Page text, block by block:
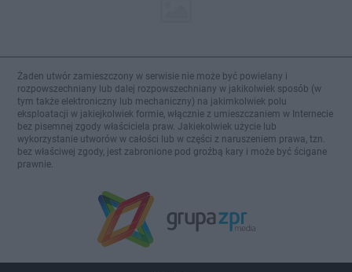
Żaden utwór zamieszczony w serwisie nie może być powielany i
rozpowszechniany lub dalej rozpowszechniany w jakikolwiek sposób (w
tym także elektroniczny lub mechaniczny) na jakimkolwiek polu
eksploatacji w jakiejkolwiek formie, włącznie z umieszczaniem w Internecie
bez pisemnej zgody właściciela praw. Jakiekolwiek użycie lub
wykorzystanie utworów w całości lub w części z naruszeniem prawa, tzn.
bez właściwej zgody, jest zabronione pod groźbą kary i może być ścigane
prawnie.